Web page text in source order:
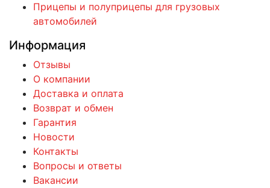
Прицепы и полуприцепы для грузовых
автомобилей
Информация
Отзывы
О компании
Доставка и оплата
Возврат и обмен
Гарантия
Новости
Контакты
Вопросы и ответы
Вакансии